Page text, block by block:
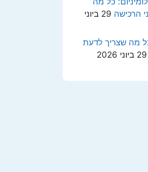
הרכישה
29 ביוני
מה שצריך לדעת
29 ביוני 2026